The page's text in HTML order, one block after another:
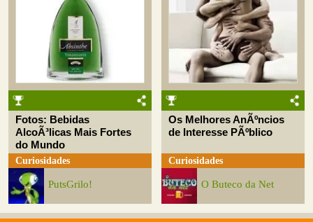
Fotos: Bebidas
AlcoÃ³licas Mais Fortes
do Mundo
Curiosidades
PutsGrilo!
Os Melhores AnÃºncios
de Interesse PÃºblico
Curiosidades
O Buteco da Net